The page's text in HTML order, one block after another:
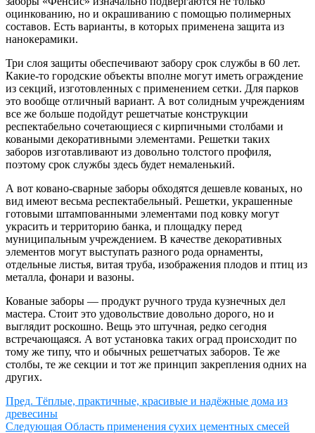
оцинкованию, но и окрашиванию с помощью полимерных
составов. Есть варианты, в которых применена защита из
нанокерамики.
Три слоя защиты обеспечивают забору срок службы в 60 лет.
Какие-то городские объекты вполне могут иметь ограждение
из секций, изготовленных с применением сетки. Для парков
это вообще отличный вариант. А вот солидным учреждениям
все же больше подойдут решетчатые конструкции
респектабельно сочетающиеся с кирпичными столбами и
коваными декоративными элементами. Решетки таких
заборов изготавливают из довольно толстого профиля,
поэтому срок службы здесь будет немаленький.
А вот ковано-сварные заборы обходятся дешевле кованых, но
вид имеют весьма респектабельный. Решетки, украшенные
готовыми штампованными элементами под ковку могут
украсить и территорию банка, и площадку перед
муниципальным учреждением. В качестве декоративных
элементов могут выступать разного рода орнаменты,
отдельные листья, витая труба, изображения плодов и птиц из
металла, фонари и вазоны.
Кованые заборы — продукт ручного труда кузнечных дел
мастера. Стоит это удовольствие довольно дорого, но и
выглядит роскошно. Вещь это штучная, редко сегодня
встречающаяся. А вот установка таких оград происходит по
тому же типу, что и обычных решетчатых заборов. Те же
столбы, те же секции и тот же принцип закрепления одних на
других.
Пред. Тёплые, практичные, красивые и надёжные дома из
древесины
Следующая Область применения сухих цементных смесей